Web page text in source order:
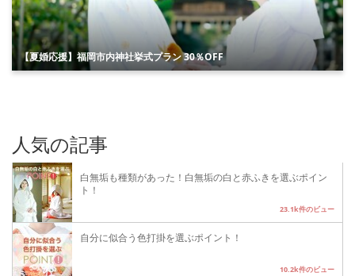
【夏婚応援】福岡市内神社挙式プラン 30％OFF
人気の記事
白無垢も種類があった！白無垢の白と赤ふきを選ぶポイン
ト！
23.1k件のビュー
自分に似合う色打掛を選ぶポイント！
10.2k件のビュー